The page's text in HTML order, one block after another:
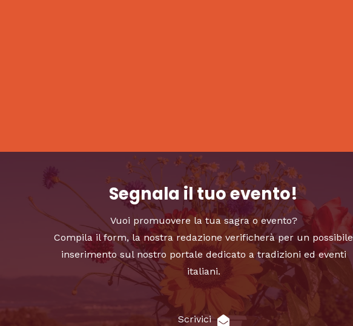
Segnala il tuo evento!
Vuoi promuovere la tua sagra o evento?
Compila il form, la nostra redazione verificherà per un possibile
inserimento sul nostro portale dedicato a tradizioni ed eventi
italiani.
Scrivici